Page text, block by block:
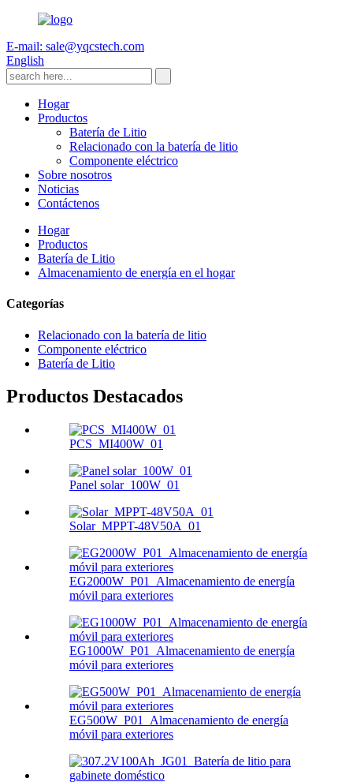
E-mail: sale@yqcstech.com
English
Hogar
Productos
Batería de Litio
Relacionado con la batería de litio
Componente eléctrico
Sobre nosotros
Noticias
Contáctenos
Hogar
Productos
Batería de Litio
Almacenamiento de energía en el hogar
Categorías
Relacionado con la batería de litio
Componente eléctrico
Batería de Litio
Productos Destacados
PCS_MI400W_01
Panel solar_100W_01
Solar_MPPT-48V50A_01
EG2000W_P01_Almacenamiento de energía
móvil para exteriores
EG1000W_P01_Almacenamiento de energía
móvil para exteriores
EG500W_P01_Almacenamiento de energía
móvil para exteriores